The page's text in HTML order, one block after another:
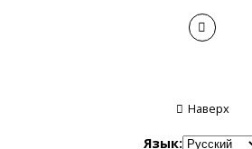
Наверх
Язык: